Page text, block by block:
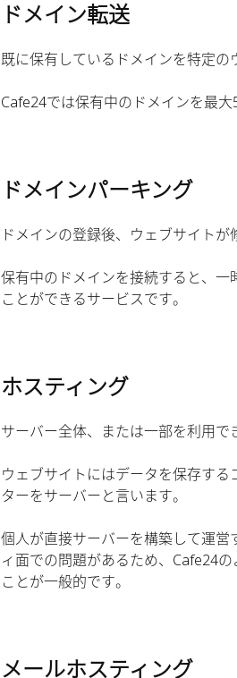
ドメイン転送
既に保有しているドメインを特定の
Cafe24では保有中のドメインを最
ドメインパーキング
ドメインの登録後、ウェブサイトが
保有中のドメインを接続すると、
ことができるサービスです。
ホスティング
サーバー全体、または一部を利用で
ウェブサイトにはデータを保存す
ターをサーバーと言います。
個人が直接サーバーを構築して運
ィ面での問題があるため、Cafe24
ことが一般的です。
メールホスティング